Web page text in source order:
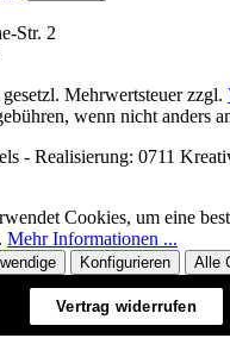
Str. 2
Mehrwertsteuer zzgl.
wenn nicht anders
- Realisierung: 0711
Cookies, um eine
Mehr Informationen ...
Konfigurieren Alle
Vertrag widerrufen